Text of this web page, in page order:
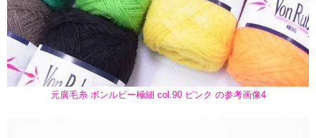
元廣毛糸 ボンルビー極細 col.90 ピンク の参考画像4